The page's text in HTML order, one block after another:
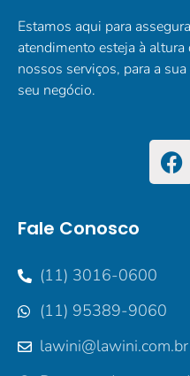
Estamos aqui para
atendimento esteja à
nossos serviços, para a
seu negócio.
Fale Conosco
(11) 3016-0600
(11) 95389-9060
lawini@lawini.com.br